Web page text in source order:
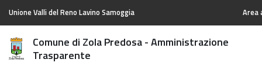
Unione Valli del Reno Lavino Samoggia Area
Comune di Zola Predosa - Amministrazione
Trasparente